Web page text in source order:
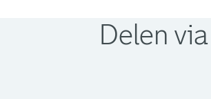
Delen via